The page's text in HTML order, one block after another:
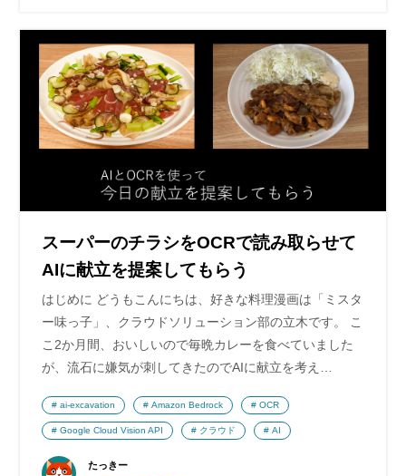
スーパーのチラシをOCRで読み取らせて
AIに献立を提案してもらう
はじめに どうもこんにちは、好きな料理漫画は「ミスタ
ー味っ子」、クラウドソリューション部の立木です。 こ
こ2か月間、おいしいので毎晩カレーを食べていました
が、流石に嫌気が刺してきたのでAIに献立を考え…
たっきー
ai-excavation Amazon Bedrock OCR
Google Cloud Vision API クラウド AI